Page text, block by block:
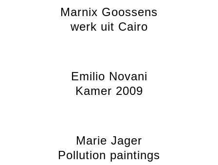
Marnix Goossens
werk uit Cairo
Emilio Novani
Kamer 2009
Marie Jager
Pollution paintings